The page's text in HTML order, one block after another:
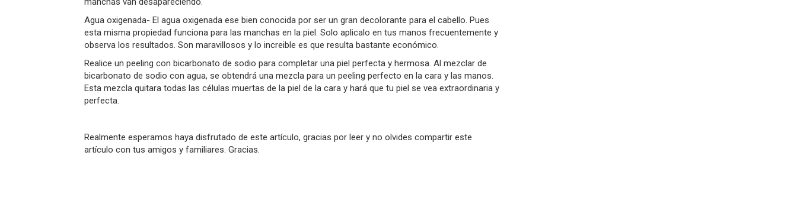
Agua oxigenada- El agua oxigenada ese bien conocida por ser un gran decolorante para el cabello. Pues
esta misma propiedad funciona para las manchas en la piel. Solo aplicalo en tus manos frecuentemente y
observa los resultados. Son maravillosos y lo increible es que resulta bastante económico.
Realice un peeling con bicarbonato de sodio para completar una piel perfecta y hermosa. Al mezclar de
bicarbonato de sodio con agua, se obtendrá una mezcla para un peeling perfecto en la cara y las manos.
Esta mezcla quitara todas las células muertas de la piel de la cara y hará que tu piel se vea extraordinaria y
perfecta.
Realmente esperamos haya disfrutado de este artículo, gracias por leer y no olvides compartir este
artículo con tus amigos y familiares. Gracias.